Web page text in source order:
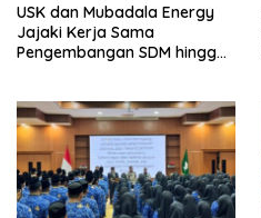
USK dan Mubadala Energy
Jajaki Kerja Sama
Pengembangan SDM hingga